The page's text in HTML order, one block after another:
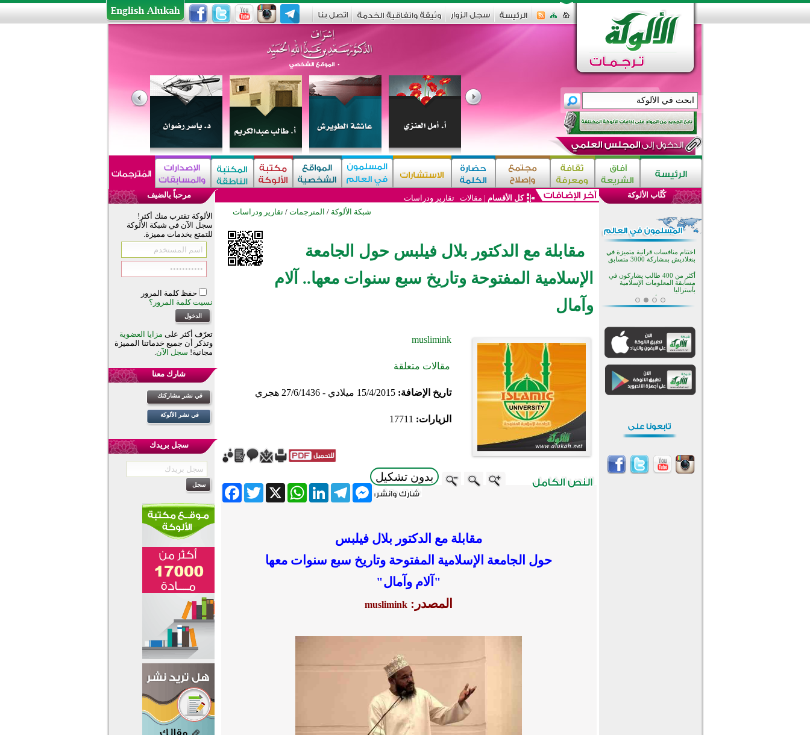
كل الأقسام | مقالات تقارير ودراسات
شبكة الألوكة / المترجمات / تقارير ودراسات
مقابلة مع الدكتور بلال فيلبس حول الجامعة
الإسلامية المفتوحة وتاريخ سبع سنوات معها.. آلام
وآمال
muslimink
مقالات متعلقة
تاريخ الإضافة:15/4/2015 ميلادي - 27/6/1436 هجري
الزيارات: 17711
بدون تشكيل
FacebookTwitter X
WhatsAppLinkedInTelegram
Messenger
مقابلة مع الدكتور بلال فيلبس
حول الجامعة الإسلامية المفتوحة وتاريخ سبع سنوات معها
"آلام وآمال"
المصدر: muslimink
مرحباً بالضيف
الألوكة تقترب منك أكثر!
سجل الآن في شبكة الألوكة
للتمتع بخدمات مميزة.
حفظ كلمة المرور
نسيت كلمة المرور؟
تعرّف أكثر على مزايا العضوية
وتذكر أن جميع خدماتنا المميزة
مجانية! سجل الآن.
شارك معنا
في نشر مشاركتك
في نشر الألوكة
سجل بريدك
كُتَّاب الألوكة
اختتام الدورة التاسعة لمسابقة حفظ
وتلاوة القرآن الكريم في أزناكاييف
تيسليتش تختتم برنامجا تعليميا لتعزيز
القيم وبناء الشخصية للشباب
المسلمين
أكثر من 400 طالب يشاركون في
مسابقة المعلومات الإسلامية
افتتاح تاريخي لأول مسجد في بلييفليا
بالجبل الأسود منذ أكثر من قرن
منطقة ريبوفسي تحتفل بميلاد
مسجد جديد في أجواء إيمانية مميزة
أكبر مشروع إسلامي في ريف
أستراليا يفتتح أبوابه بعد سنوات من
القرآن والتربية في صدارة البرامج
الصيفية للمسلمين في بينزا
وساراتوف وموردوفيا هذا العام
اختتام الدورة التاسعة لمسابقة حفظ
وتلاوة القرآن الكريم في أزناكاييف
تيسليتش تختتم برنامجا تعليميا لتعزيز
القيم وبناء الشخصية للشباب
المسلمين
اختتام منافسات قرآنية متميزة في
مسابقة المعلومات الإسلامية
بأستراليا